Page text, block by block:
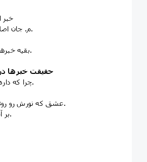
خبر
م. جان اصلا خبر اصلی همینه.
بقیه خبرها اصلا جعل هستند.
حقیقت خبرها
چرا که داره از عشق خبر میده.
عشق که نورش رو روی همه چی تابونده.
بر آسمان ها و بر زمین.